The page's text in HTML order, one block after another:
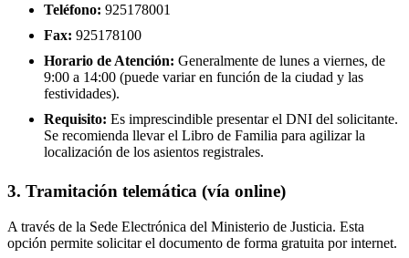
Teléfono: 925178001
Fax: 925178100
Horario de Atención: Generalmente de lunes a viernes, de
9:00 a 14:00 (puede variar en función de la ciudad y las
festividades).
Requisito: Es imprescindible presentar el DNI del solicitante.
Se recomienda llevar el Libro de Familia para agilizar la
localización de los asientos registrales.
3. Tramitación telemática (vía online)
A través de la Sede Electrónica del Ministerio de Justicia. Esta
opción permite solicitar el documento de forma gratuita por internet.